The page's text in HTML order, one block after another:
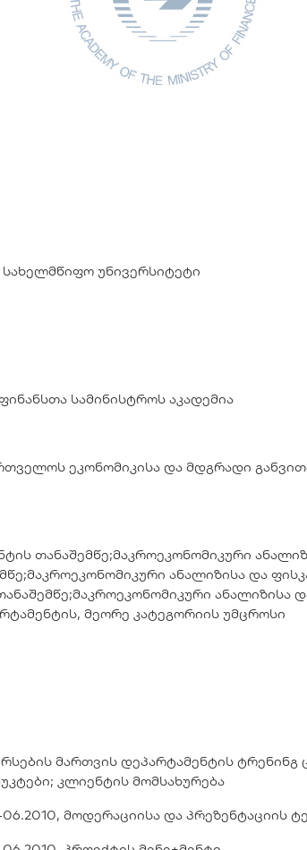
უნივერსიტეტი
სამინისტროს აკადემია
ეკონომიკისა და მდგრადი
თანაშემწე;მაკროეკონომიკური
ანალიზისა და
ანალიზისა
მეორე კატეგორიის უმცროსი
მართვის დეპარტამენტის ტრენინგ
კლიენტის მომსახურება
მოდერაციისა და პრეზენტაციის